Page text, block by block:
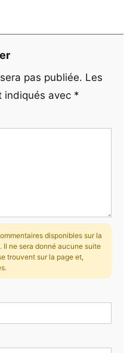
pas publiée. Les
indiqués avec *
disponibles sur la
Il ne sera donné aucune suite
trouvent sur la page et,